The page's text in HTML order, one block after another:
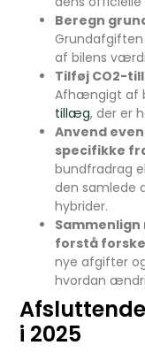
Beregn
af bilens
Tilføj CO2-
Afhængigt af
tillæg, der er
Anvend
specifikke
bundfradrag
den samlede
hybrider.
forstå
nye afgifter
hvordan
i 2025